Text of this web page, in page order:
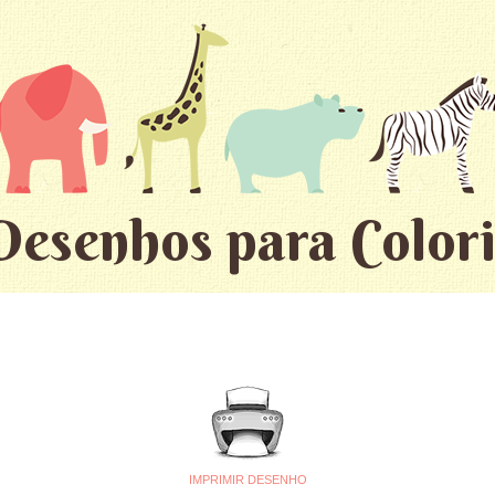
para
IMPRIMIR DESENHO